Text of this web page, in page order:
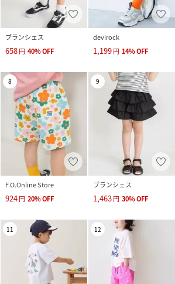
ブランシェス
658円 40%OFF
devirock
1,199円 14%OFF
8
F.O.Online Store
924円 20%OFF
9
ブランシェス
1,463円 30%OFF
11 12